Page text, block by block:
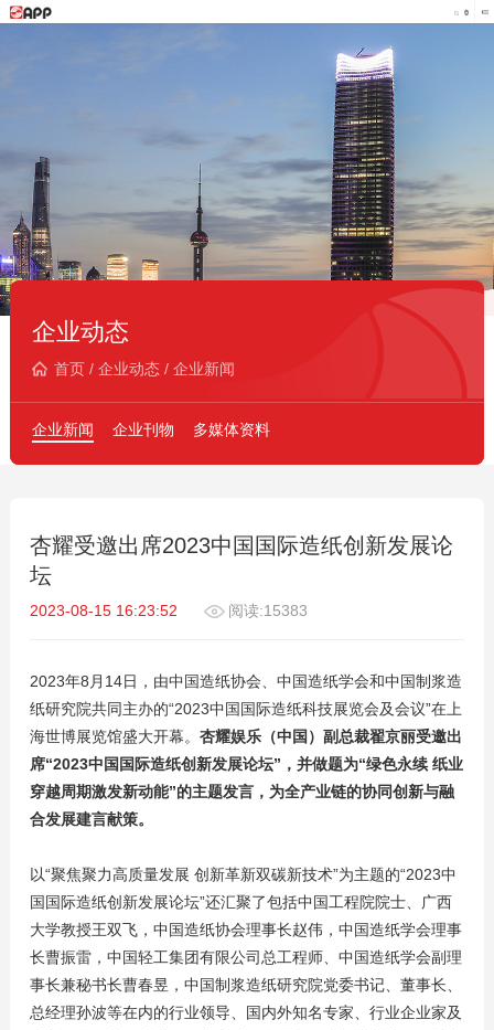
企业动态
首页/ 企业动态/ 企业新闻
企业新闻 企业刊物 多媒体资料
杏耀受邀出席2023中国国际造纸创新发展论
坛
2023-08-15 16:23:52 阅读:15383
2023年8月14日，由中国造纸协会、中国造纸学会和中国制浆造
纸研究院共同主办的“2023中国国际造纸科技展览会及会议”在上
海世博展览馆盛大开幕。 杏耀娱乐（中国）副总裁翟京丽受邀出
席“2023中国国际造纸创新发展论坛”，并做题为“绿色永续 纸业
穿越周期激发新动能”的主题发言，为全产业链的协同创新与融
合发展建言献策。
以“聚焦聚力高质量发展 创新革新双碳新技术”为主题的“2023中
国国际造纸创新发展论坛”还汇聚了包括中国工程院院士、广西
大学教授王双飞，中国造纸协会理事长赵伟，中国造纸学会理事
长曹振雷，中国轻工集团有限公司总工程师、中国造纸学会副理
事长兼秘书长曹春昱，中国制浆造纸研究院党委书记、董事长、
总经理孙波等在内的行业领导、国内外知名专家、行业企业家及